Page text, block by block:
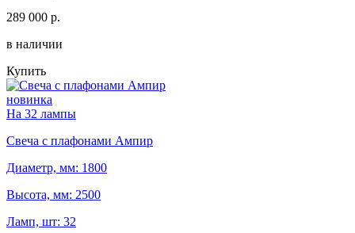
289 000 р.
в наличии
Купить
новинка
На 32 лампы
Свеча с плафонами Ампир
Диаметр, мм: 1800
Высота, мм: 2500
Ламп, шт: 32